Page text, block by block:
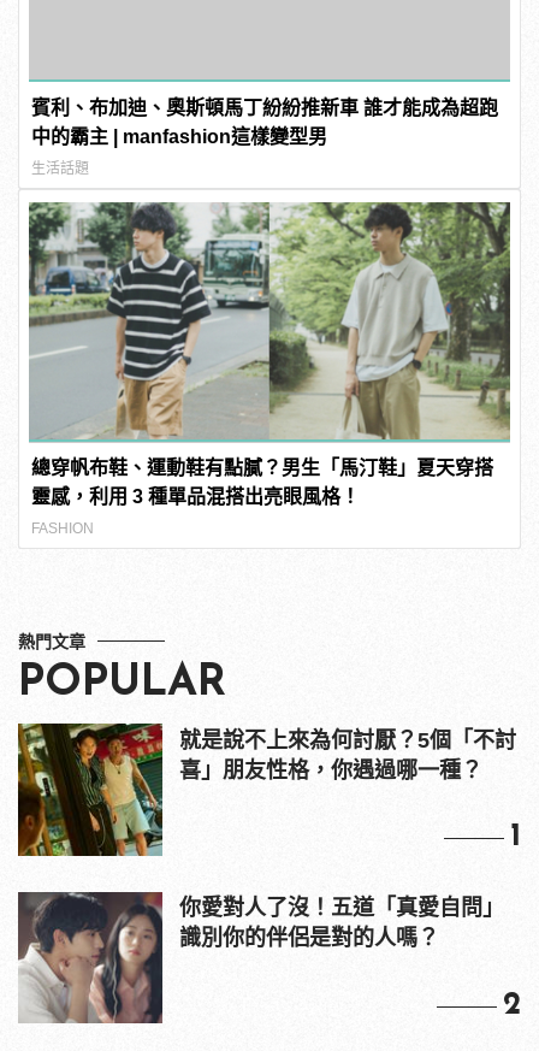
賓利、布加迪、奧斯頓馬丁紛紛推新車 誰才能成為超跑
中的霸主 | manfashion這樣變型男
生活話題
總穿帆布鞋、運動鞋有點膩？男生「馬汀鞋」夏天穿搭
靈感，利用 3 種單品混搭出亮眼風格！
FASHION
熱門文章
POPULAR
就是說不上來為何討厭？5個「不討
喜」朋友性格，你遇過哪一種？
1
你愛對人了沒！五道「真愛自問」
識別你的伴侶是對的人嗎？
2